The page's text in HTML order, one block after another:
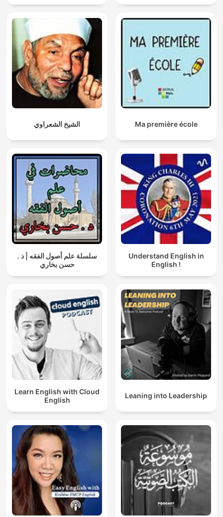
الشيخ الشعراوي Ma première école
سلسلة علم أصول الفقه | د .
حسن بخاري
Understand English in
English !
Learn English with Cloud
English
Leaning into Leadership